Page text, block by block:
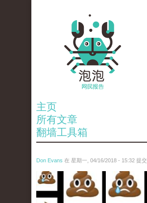
主页
所有文章
翻墙工具箱
Don Evans 在 星期一, 04/16/2018 - 15:32 提交
wechatimg1053.jpeg